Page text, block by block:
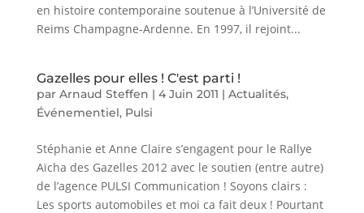
en histoire contemporaine soutenue à l’Université de
Reims Champagne-Ardenne. En 1997, il rejoint...
Gazelles pour elles ! C'est parti !
par Arnaud Steffen | 4 Juin 2011 | Actualités,
Événementiel, Pulsi
Stéphanie et Anne Claire s’engagent pour le Rallye
Aïcha des Gazelles 2012 avec le soutien (entre autre)
de l’agence PULSI Communication ! Soyons clairs :
Les sports automobiles et moi ca fait deux ! Pourtant